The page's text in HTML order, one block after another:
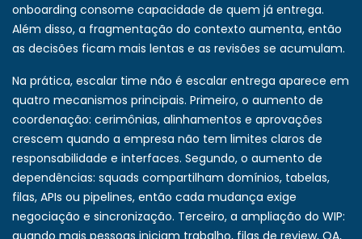
onboarding consome capacidade de quem já entrega.
Além disso, a fragmentação do contexto aumenta, então
as decisões ficam mais lentas e as revisões se acumulam.
Na prática, escalar time não é escalar entrega aparece em
quatro mecanismos principais. Primeiro, o aumento de
coordenação: cerimônias, alinhamentos e aprovações
crescem quando a empresa não tem limites claros de
responsabilidade e interfaces. Segundo, o aumento de
dependências: squads compartilham domínios, tabelas,
filas, APIs ou pipelines, então cada mudança exige
negociação e sincronização. Terceiro, a ampliação do WIP:
quando mais pessoas iniciam trabalho, filas de review, QA,